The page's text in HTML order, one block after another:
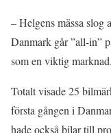
– Helgens mässa
Danmark går ”all-in”
som en viktig marknad.
Totalt visade 25
första gången i
hade också bilar till